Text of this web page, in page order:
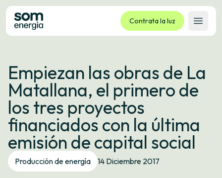
Contrata la luz
Abrir
Tarifas
Servicios
Empresas
La cooperativa
Contacto
Trámites
Oficina virtual
Empiezan las obras de La
Matallana, el primero de
los tres proyectos
financiados con la última
emisión de capital social
Producción de energía 14 Diciembre 2017